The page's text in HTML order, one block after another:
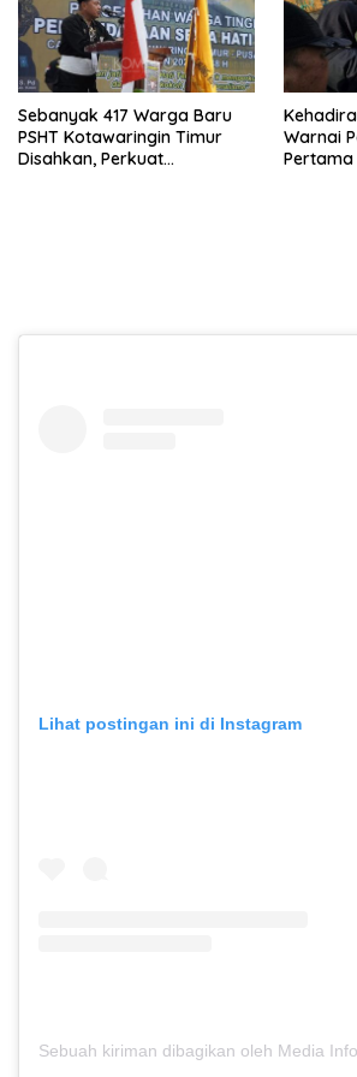
Sebanyak 417 Warga Baru
PSHT Kotawaringin Timur
Disahkan, Perkuat
Warnai
Pertama
Lihat postingan ini di Instagram